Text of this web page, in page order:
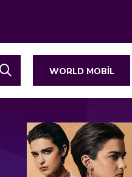
WORLD MOBİL